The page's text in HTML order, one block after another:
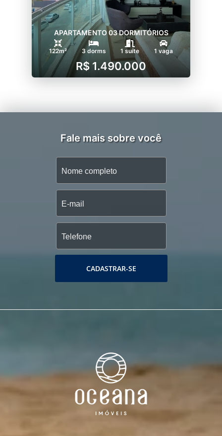
APARTAMENTO 03 DORMITÓRIOS
122m² 3 dorms 1 suíte 1 vaga
R$ 1.490.000
Fale mais sobre você
CADASTRAR-SE